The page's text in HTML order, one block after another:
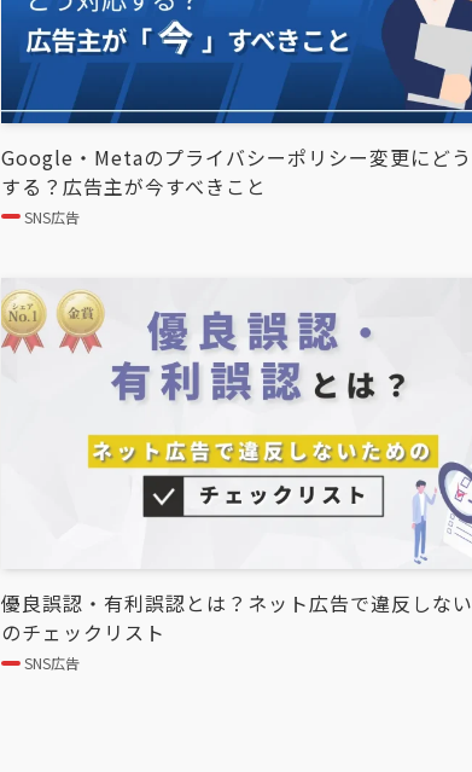
Google・Metaのプライバシーポリシー変更にど
する？広告主が今すべきこと
SNS広告
優良誤認・有利誤認とは？ネット広告で違反しな
のチェックリスト
SNS広告